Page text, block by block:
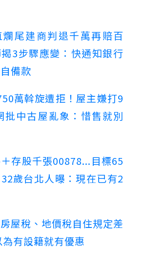
尾建商判退千萬再賠百
3步驟應變：快通知銀行
備款
萬斡旋遭拒！屋主嫌打9
批中古屋亂象：惜售就別
存股千張00878...目標65
歲台北人曝：現在已有2
屋稅、地價稅自住規定差
有設籍就有優惠